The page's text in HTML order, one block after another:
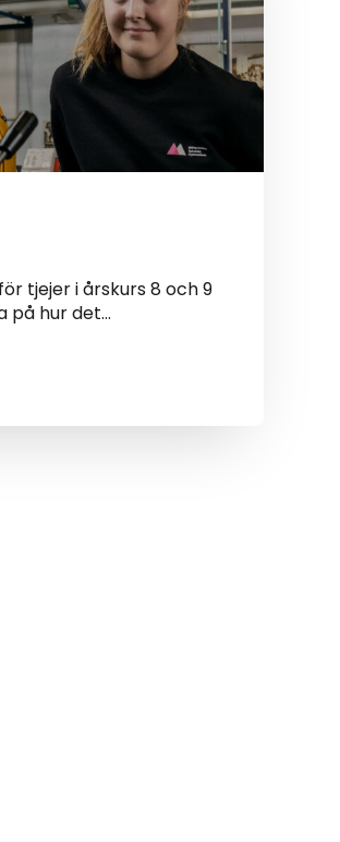
tjejer i årskurs 8 och 9
på hur det…